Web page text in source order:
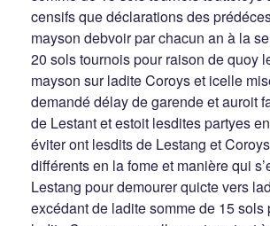
censifs que déclarations des
mayson debvoir par chacun an à la
20 sols tournois pour raison de quoy
mayson sur ladite Coroys et icelle
demandé délay de garende et auroit
de Lestant et estoit lesdites partyes
éviter ont lesdits de Lestang et
différents en la fome et manière qui
Lestang pour demourer quicte vers
excédant de ladite somme de 15